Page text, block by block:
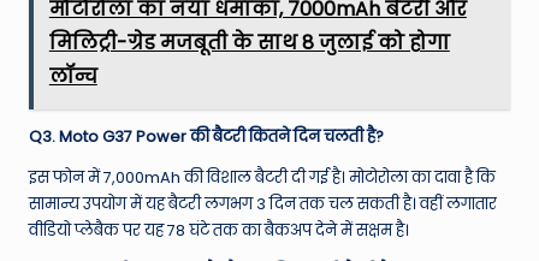
मोटोरोला का नया धमाका, 7000mAh बैटरी और
मिलिट्री-ग्रेड मजबूती के साथ 8 जुलाई को होगा
लॉन्च
Q3. Moto G37 Power की बैटरी कितने दिन चलती है?
इस फोन में 7,000mAh की विशाल बैटरी दी गई है। मोटोरोला का दावा है कि
सामान्य उपयोग में यह बैटरी लगभग 3 दिन तक चल सकती है। वहीं लगातार
वीडियो प्लेबैक पर यह 78 घंटे तक का बैकअप देने में सक्षम है।